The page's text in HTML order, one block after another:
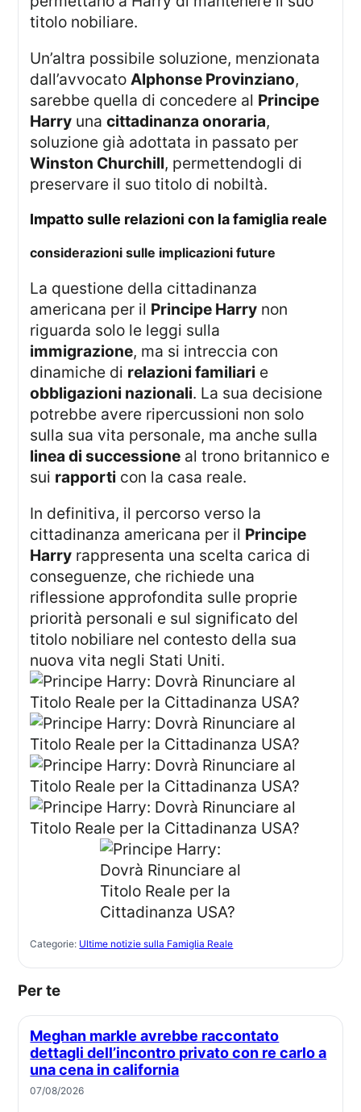
titolo nobiliare.
Un’altra possibile soluzione, menzionata
dall’avvocatoAlphonse Provinziano,
sarebbe quella di concedere al Principe
Harry unacittadinanza onoraria,
soluzione già adottata in passato per
Winston Churchill, permettendogli di
preservare il suo titolo di nobiltà.
impatto sulle relazioni con la famiglia reale
considerazioni sulle implicazioni future
La questione della cittadinanza
americana per il Principe Harry non
riguarda solo le leggi sulla
immigrazione, ma si intreccia con
dinamiche di relazioni familiari e
obbligazioni nazionali. La sua decisione
potrebbe avere ripercussioni non solo
sulla sua vita personale, ma anche sulla
linea di successione al trono britannico e
sui rapporti con la casa reale.
In definitiva, il percorso verso la
cittadinanza americana per il Principe
Harry rappresenta una scelta carica di
conseguenze, che richiede una
riflessione approfondita sulle proprie
priorità personali e sul significato del
titolo nobiliare nel contesto della sua
nuova vita negli Stati Uniti.
Categorie: Ultime notizie sulla Famiglia Reale
Per te
Meghan markle avrebbe raccontato
dettagli dell’incontro privato con re carlo a
una cena in california
07/08/2026